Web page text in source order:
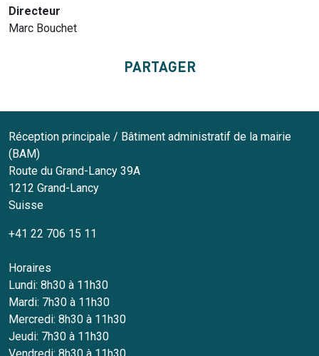
Directeur
Marc Bouchet
PARTAGER
Réception principale / Bâtiment administratif de la mairie
(BAM)
Route du Grand-Lancy 39A
1212 Grand-Lancy
Suisse
+41 22 706 15 11
Horaires
Lundi: 8h30 à 11h30
Mardi: 7h30 à 11h30
Mercredi: 8h30 à 11h30
Jeudi: 7h30 à 11h30
Vendredi: 8h30 à 11h30